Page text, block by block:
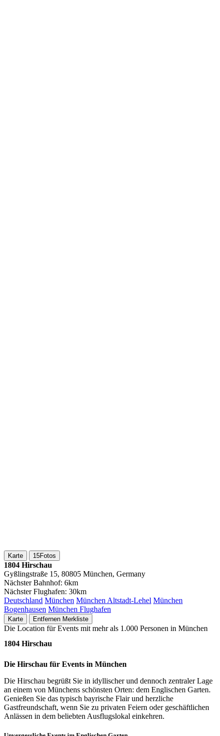
Karte 15Fotos
1804 Hirschau
Gyßlingstraße 15, 80805 München, Germany
Nächster Bahnhof: 6km
Nächster Flughafen: 30km
Deutschland München München Altstadt-Lehel München
Bogenhausen München Flughafen
Karte Entfernen Merkliste
Die Location für Events mit mehr als 1.000 Personen in München
1804 Hirschau
Die Hirschau für Events in München
Die Hirschau begrüßt Sie in idyllischer und dennoch zentraler Lage
an einem von Münchens schönsten Orten: dem Englischen Garten.
Genießen Sie das typisch bayrische Flair und herzliche
Gastfreundschaft, wenn Sie zu privaten Feiern oder geschäftlichen
Anlässen in dem beliebten Ausflugslokal einkehren.